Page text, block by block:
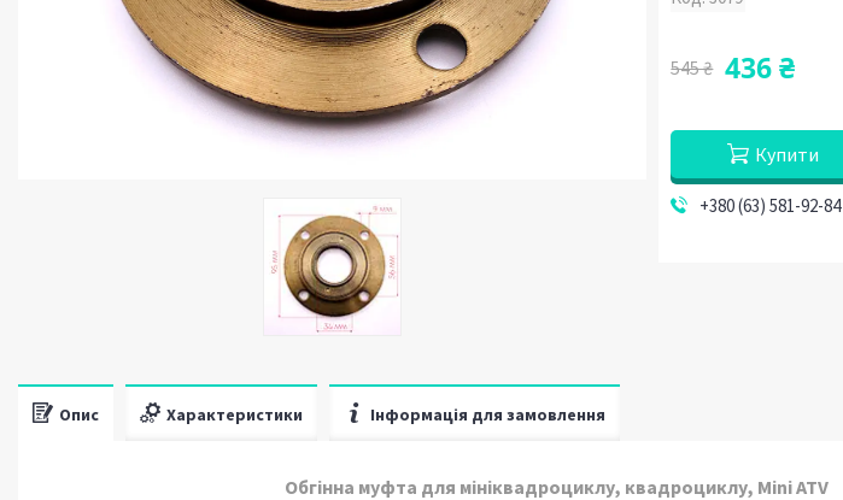
545 ₴ 436 ₴
Купити
+380 (63) 581-92-84
Опис Характеристики Інформація для замовлення
Обгінна муфта для мініквадроциклу, квадроциклу, Mini ATV